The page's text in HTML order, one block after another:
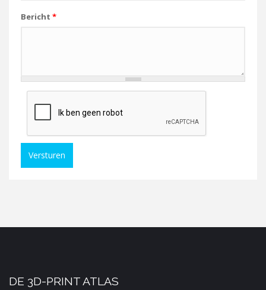
Bericht *
Versturen
DE 3D-PRINT ATLAS